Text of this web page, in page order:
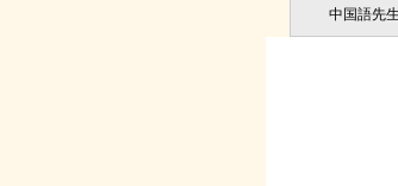
中国語先